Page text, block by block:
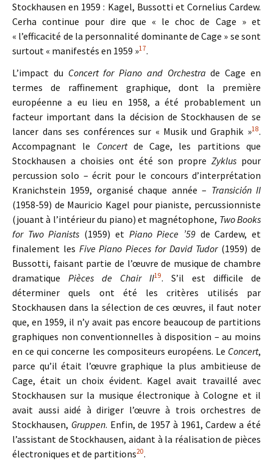
Stockhausen en 1959 : Kagel, Bussotti et Cornelius Cardew.
Cerha continue pour dire que « le choc de Cage » et
« l’efficacité de la personnalité dominante de Cage » se sont
surtout « manifestés en 1959 »17.
L’impact du Concert for Piano and Orchestra de Cage en
termes de raffinement graphique, dont la première
européenne a eu lieu en 1958, a été probablement un
facteur important dans la décision de Stockhausen de se
lancer dans ses conférences sur « Musik und Graphik »18.
Accompagnant le Concertde Cage, les partitions que
Stockhausen a choisies ont été son propre Zyklus pour
percussion solo – écrit pour le concours d’interprétation
Kranichstein 1959, organisé chaque année – Transición II
(1958-59) de Mauricio Kagel pour pianiste, percussionniste
(jouant à l’intérieur du piano) et magnétophone, Two Books
for Two Pianists (1959) et Piano Piece ’59de Cardew, et
finalement les Five Piano Pieces for David Tudor(1959) de
Bussotti, faisant partie de l’œuvre de musique de chambre
dramatique Pièces de Chair II19. S’il est difficile de
déterminer quels ont été les critères utilisés par
Stockhausen dans la sélection de ces œuvres, il faut noter
que, en 1959, il n’y avait pas encore beaucoup de partitions
graphiques non conventionnelles à disposition – au moins
en ce qui concerne les compositeurs européens. Le Concert,
parce qu’il était l’œuvre graphique la plus ambitieuse de
Cage, était un choix évident. Kagel avait travaillé avec
Stockhausen sur la musique électronique à Cologne et il
avait aussi aidé à diriger l’œuvre à trois orchestres de
Stockhausen, Gruppen. Enfin, de 1957 à 1961, Cardew a été
l’assistant de Stockhausen, aidant à la réalisation de pièces
électroniques et de partitions20.